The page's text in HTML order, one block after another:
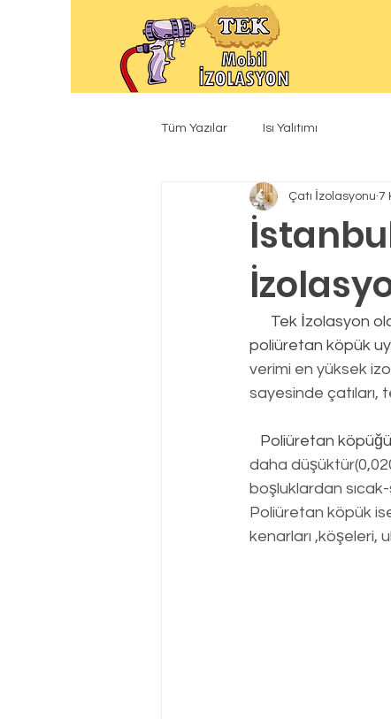
Tüm Yazılar Isı Yalıtımı
Çatı İzolasyonu 7
poliüretan köpük
verimi en yüksek
sayesinde çatıları,
Poliüretan
daha
boşluklardan
Poliüretan köpük
kenarları ,köşeleri,